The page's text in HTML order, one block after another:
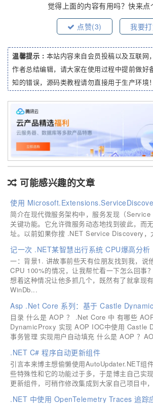
觉得上面的内容有用吗？快来点
点赞(3) 我要
温馨提示 : 本站内容来自会员投稿以及互联网
作者总结编辑，请大家在使用过程中提前做好
知的错误，源码类教程请勿直接用于生产环境！
可能感兴趣的文章
简介在现代微服务架构中，服务发现（
关键功能。它允许微服务动态地找到彼此，而
址。以前如果你搜 .NET Service Discovery，
记一次 .NET某智慧出行系统 CPU爆高分析
一：背景1. 讲故事前些天有位朋友找到我，说
CPU 100%的情况，让我帮忙看一下怎么回事
想着这种情况让他多抓几个，既然有了就拿现有
WinDb...
目录 什么是 AOP ？ .Net Core 中 有哪些
DynamicProxy 实现 AOP IOC中使用 Castle
事务管理 实现用户自动填充 什么是 AOP ？
.NET C# 程序自动更新组件
引言本来博主想偷懒使用AutoUpdater.NET组
些特殊性和它的功能过于多，于是博主自己实
更新组件，可稍作修改集成到大家自己项目中
.NET 中使用 OpenTelemetry Traces 追踪